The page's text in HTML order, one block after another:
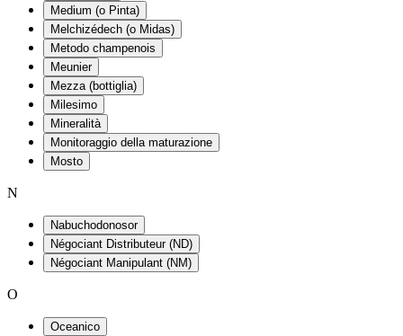
Medium (o Pinta)
Melchizédech (o Midas)
Metodo champenois
Meunier
Mezza (bottiglia)
Milesimo
Mineralità
Monitoraggio della maturazione
Mosto
N
Nabuchodonosor
Négociant Distributeur (ND)
Négociant Manipulant (NM)
O
Oceanico